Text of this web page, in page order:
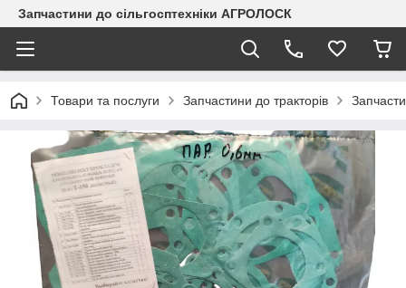
Запчастини до сільгосптехніки АГРОЛОСК
Товари та послуги Запчастини до тракторів